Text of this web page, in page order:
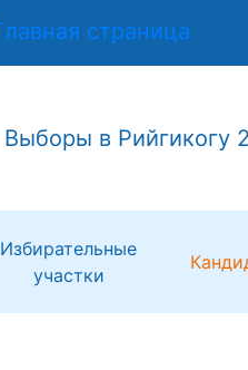
Выборы в Рийгикогу
Избирательные
участки